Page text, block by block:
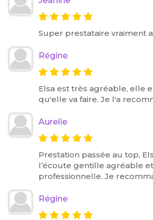
Super prestataire vraiment
Régine
Elsa est très agréable, elle
qu'elle va faire. Je l'a
Aurelie
Prestation passée au top,
l’écoute gentille agréable
professionnelle. Je
Régine